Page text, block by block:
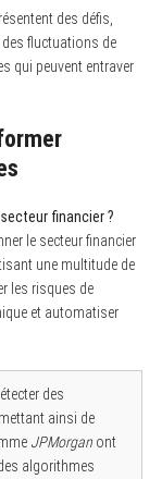
des défis,
fluctuations de
qui peuvent entraver
financier ?
le secteur financier
une multitude de
les risques de
et automatiser
des
ainsi de
JPMorganont
algorithmes